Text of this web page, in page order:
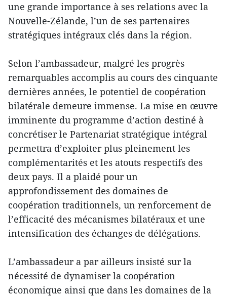
une grande importance à ses relations avec la
Nouvelle-Zélande, l’un de ses partenaires
stratégiques intégraux clés dans la région.
Selon l’ambassadeur, malgré les progrès
remarquables accomplis au cours des cinquante
dernières années, le potentiel de coopération
bilatérale demeure immense. La mise en œuvre
imminente du programme d’action destiné à
concrétiser le Partenariat stratégique intégral
permettra d’exploiter plus pleinement les
complémentarités et les atouts respectifs des
deux pays. Il a plaidé pour un
approfondissement des domaines de
coopération traditionnels, un renforcement de
l’efficacité des mécanismes bilatéraux et une
intensification des échanges de délégations.
L’ambassadeur a par ailleurs insisté sur la
nécessité de dynamiser la coopération
économique ainsi que dans les domaines de la